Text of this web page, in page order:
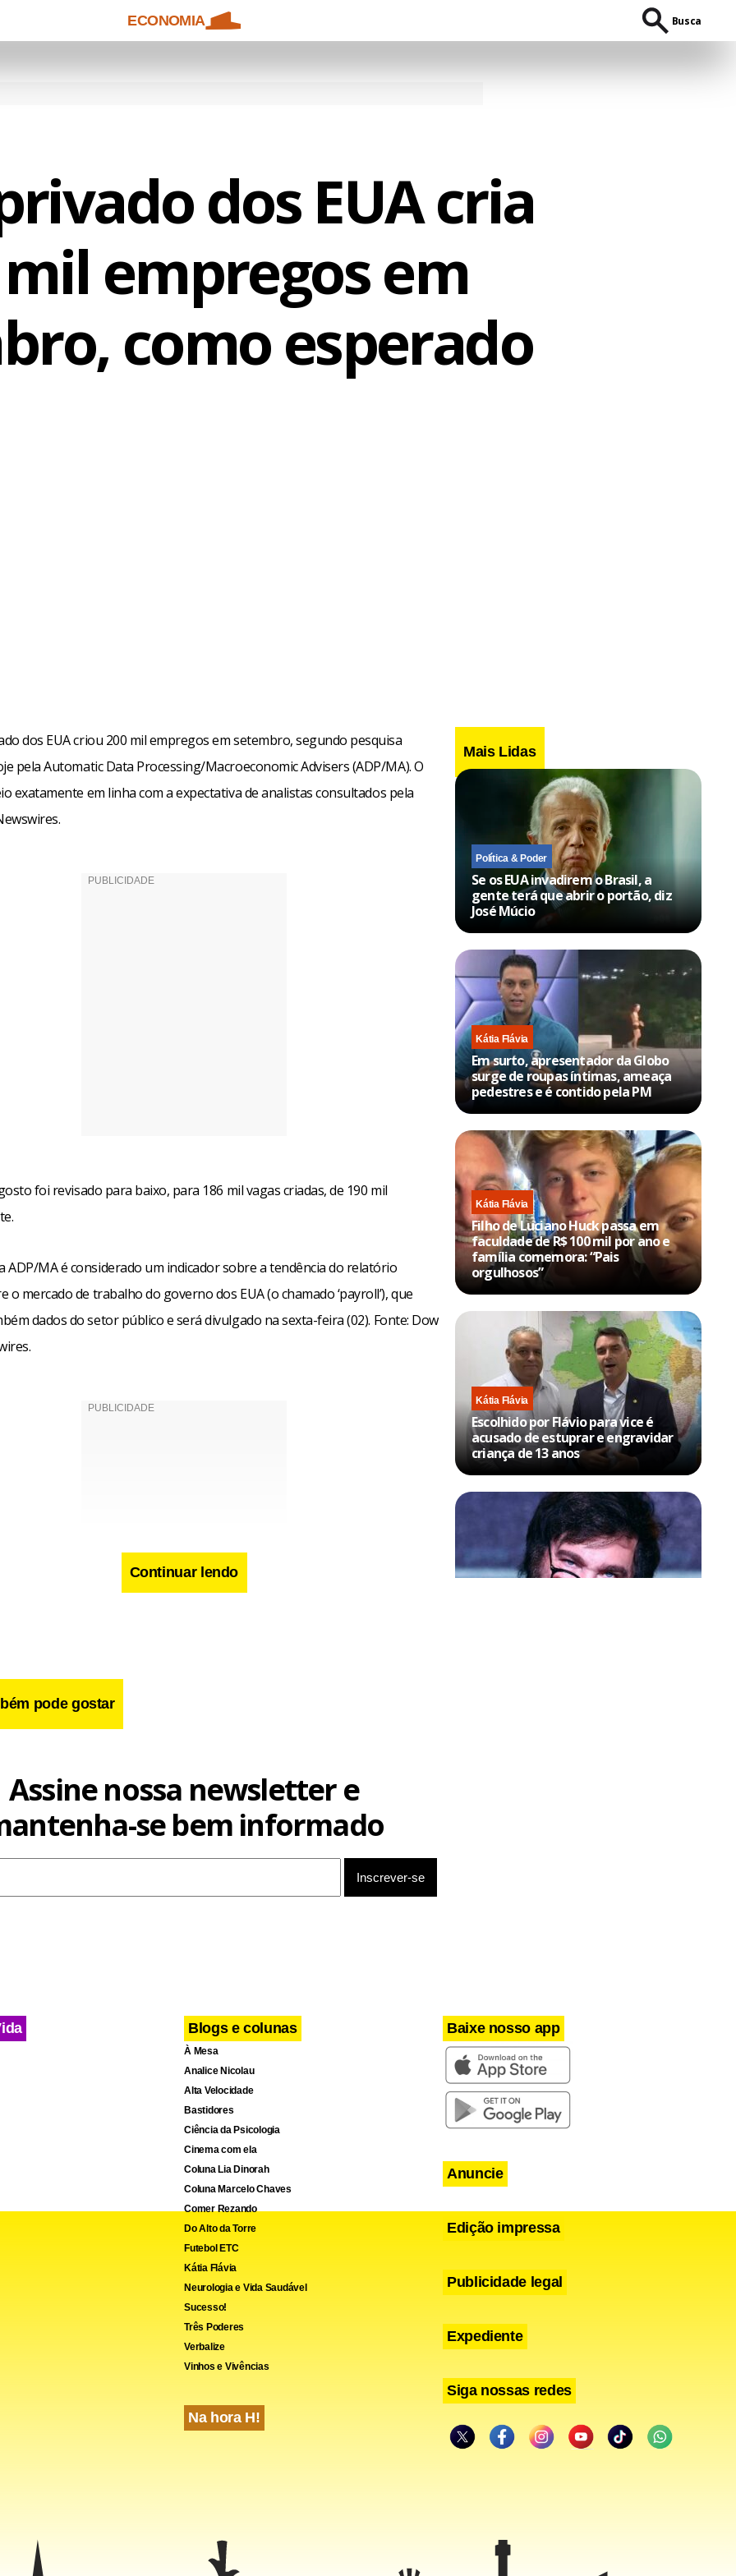
ECONOMIA Busca
dos EUA cria
empregos em
como esperado
dos EUA criou 200 mil empregos em setembro, segundo pesquisa
pela Automatic Data Processing/Macroeconomic Advisers (ADP/MA). O
exatamente em linha com a expectativa de analistas consultados pela
foi revisado para baixo, para 186 mil vagas criadas, de 190 mil
ADP/MA é considerado um indicador sobre a tendência do relatório
o mercado de trabalho do governo dos EUA (o chamado ‘payroll’), que
dados do setor público e será divulgado na sexta-feira (02). Fonte: Dow
LinkedIn
Twitter
X
Continuar lendo
pode gostar
Mais Lidas
Política & Poder
Se os EUA invadirem o Brasil, a
gente terá que abrir o portão, diz
José Múcio
Kátia Flávia
Em surto, apresentador da Globo
surge de roupas íntimas, ameaça
pedestres e é contido pela PM
Kátia Flávia
Filho de Luciano Huck passa em
faculdade de R$ 100 mil por ano e
família comemora: “Pais
orgulhosos”
Kátia Flávia
Escolhido por Flávio para vice é
acusado de estuprar e engravidar
criança de 13 anos
Assine nossa newsletter e
se bem informado
Blogs e colunas
À Mesa
Analice Nicolau
Alta Velocidade
Bastidores
Ciência da Psicologia
Cinema com ela
Coluna Lia Dinorah
Coluna Marcelo Chaves
Comer Rezando
Do Alto da Torre
Futebol ETC
Kátia Flávia
Neurologia e Vida Saudável
Sucesso!
Três Poderes
Verbalize
Vinhos e Vivências
Na hora H!
Baixe nosso app
Anuncie
Edição impressa
Publicidade legal
Expediente
Siga nossas redes